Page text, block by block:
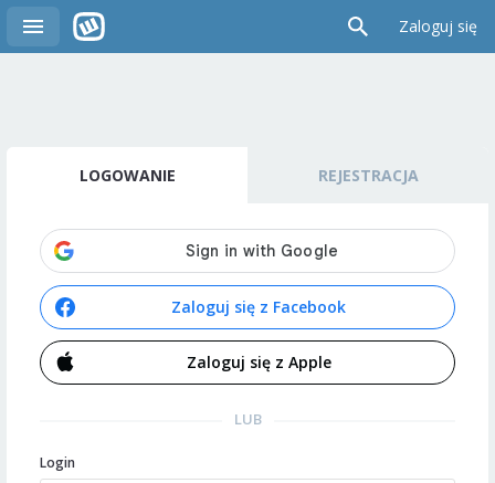
Zaloguj się
LOGOWANIE REJESTRACJA
Zaloguj się z Facebook
Zaloguj się z Apple
LUB
Login